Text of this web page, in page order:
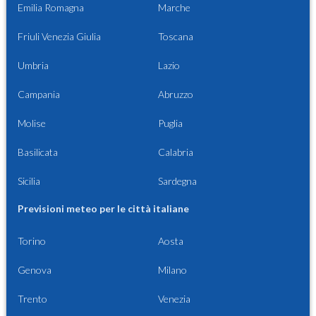
Emilia Romagna Marche
Friuli Venezia Giulia Toscana
Umbria Lazio
Campania Abruzzo
Molise Puglia
Basilicata Calabria
Sicilia Sardegna
Previsioni meteo per le città italiane
Torino Aosta
Genova Milano
Trento Venezia